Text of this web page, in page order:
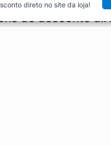
de desconto
direto no site da loja!